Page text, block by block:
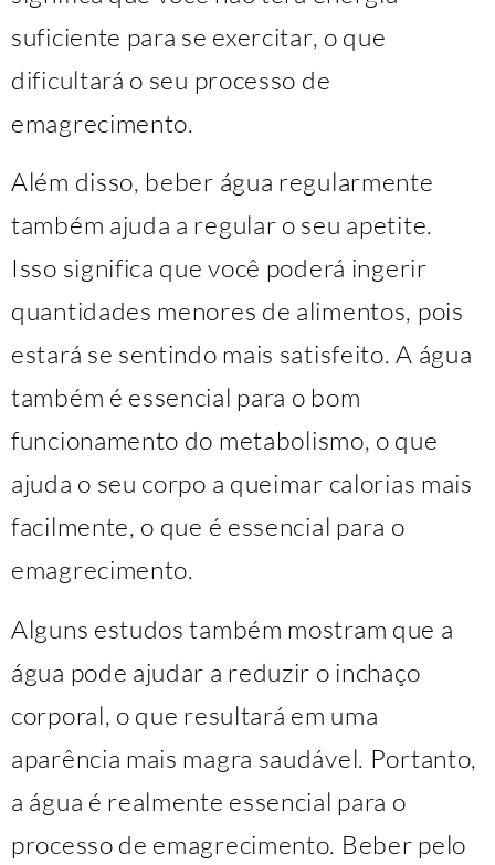
suficiente para se exercitar, o que
dificultará o seu processo de
emagrecimento.
Além disso, beber água regularmente
também ajuda a regular o seu apetite.
Isso significa que você poderá ingerir
quantidades menores de alimentos, pois
estará se sentindo mais satisfeito. A água
também é essencial para o bom
funcionamento do metabolismo, o que
ajuda o seu corpo a queimar calorias mais
facilmente, o que é essencial para o
emagrecimento.
Alguns estudos também mostram que a
água pode ajudar a reduzir o inchaço
corporal, o que resultará em uma
aparência mais magra saudável. Portanto,
a água é realmente essencial para o
processo de emagrecimento. Beber pelo